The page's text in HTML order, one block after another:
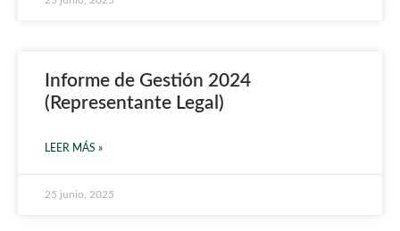
Informe de Gestión 2024
(Representante Legal)
LEER MÁS »
25 junio, 2025